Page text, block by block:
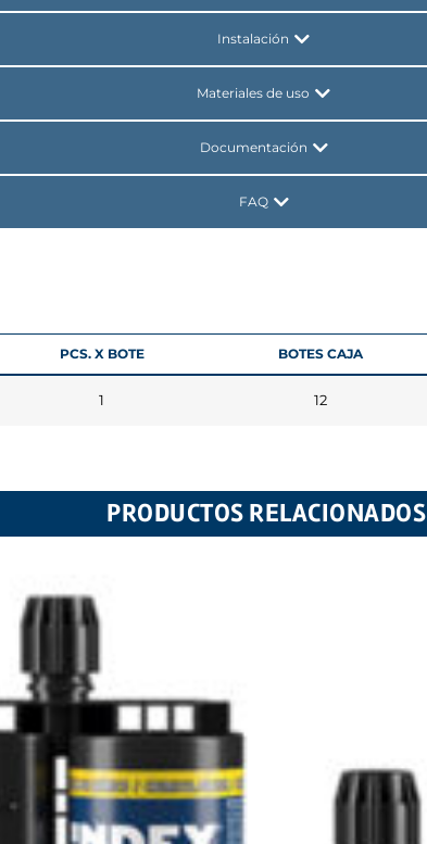
Instalación
Materiales de uso
Documentación
FAQ
PCS. X BOTE BOTES CAJA
1 12
PRODUCTOS RELACIONADOS